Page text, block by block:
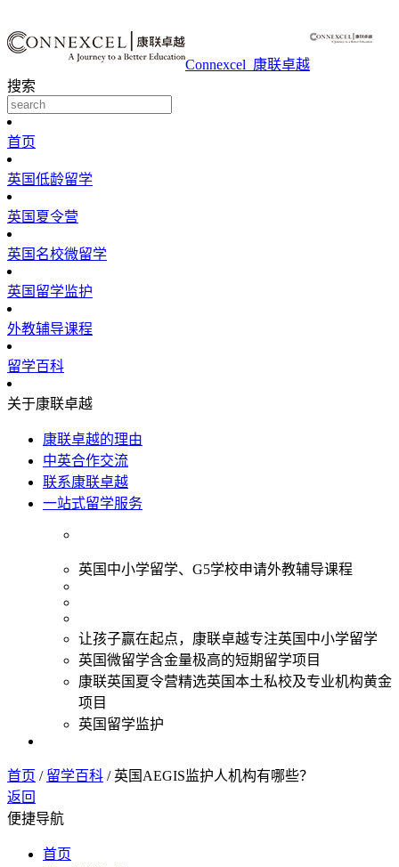
Connexcel_康联卓越
搜索
首页
英国低龄留学
英国夏令营
英国名校微留学
英国留学监护
外教辅导课程
留学百科
关于康联卓越
康联卓越的理由
中英合作交流
联系康联卓越
一站式留学服务
英国中小学留学、G5学校申请外教辅导课程
让孩子赢在起点，康联卓越专注英国中小学留学
英国微留学含金量极高的短期留学项目
康联英国夏令营精选英国本土私校及专业机构黄金
项目
英国留学监护
首页 / 留学百科 / 英国AEGIS监护人机构有哪些？
返回
便捷导航
首页